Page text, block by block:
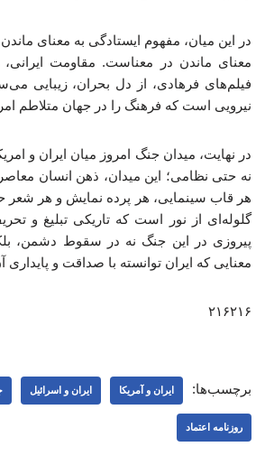
در این میان، مفهوم ایستادگی به معنای
معنای ماندن در معناست. مقاومت
فیلم‌های فرهادی، از دل بحران، زیبایی
نیرویی است که فرهنگ را در جهان متلاطم
در نهایت، میدان جنگ امروز میان ایران و
نه حتی نظامی؛ این میدان، ذهن انسان
هر قاب سینمایی، هر پرده نمایش و هر شعر
گلوله‌ای از نور است که تاریکی تبلیغ و
پیروزی در این جنگ نه در سقوط دشمن،
معنایی که ایران توانسته با صداقت و پایداری
۲۱۶۲۱۶
برچسب‌ها: ایران و آمریکا ایران و اسرائیل
روزنامه اعتماد